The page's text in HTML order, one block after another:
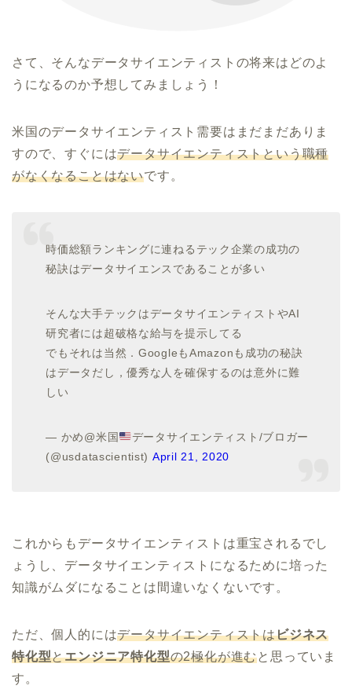
さて、そんなデータサイエンティストの将来はどのよ
うになるのか予想してみましょう！
米国のデータサイエンティスト需要はまだまだありま
すので、すぐにはデータサイエンティストという職種
がなくなることはないです。
時価総額ランキングに連ねるテック企業の成功の
秘訣はデータサイエンスであることが多い
そんな大手テックはデータサイエンティストやAI
研究者には超破格な給与を提示してる
でもそれは当然．GoogleもAmazonも成功の秘訣
はデータだし，優秀な人を確保するのは意外に難
しい
— かめ@米国
データサイエンティスト/ブロガー
(@usdatascientist) April 21, 2020
これからもデータサイエンティストは重宝されるでし
ょうし、データサイエンティストになるために培った
知識がムダになることは間違いなくないです。
ただ、個人的にはデータサイエンティストはビジネス
特化型とエンジニア特化型の2極化が進むと思っていま
す。